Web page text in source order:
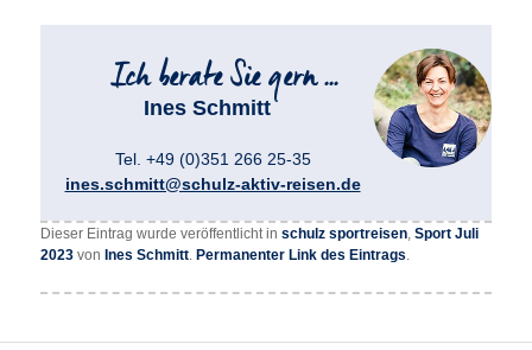
Ines Schmitt
Tel. +49 (0)351 266 25-35
ines.schmitt@schulz-aktiv-reisen.de
Dieser Eintrag wurde veröffentlicht inschulz sportreisen,Sport Juli
2023 von Ines Schmitt. Permanenter Link des Eintrags.